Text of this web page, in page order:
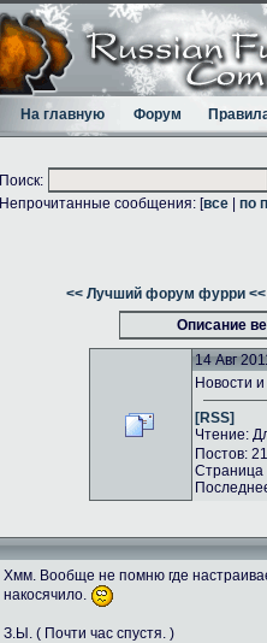
На главную Форум
Поиск:
Непрочитанные сообщения: [все по
<< Лучший форум фурри
Описание
14 Авг
Новости
[RSS]
Чтение:
Постов:
Хмм. Вообще не помню где
накосячило.
З.Ы. ( Почти час спустя. )